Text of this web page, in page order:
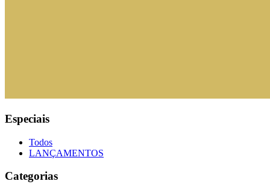
Especiais
Todos
LANÇAMENTOS
Categorias